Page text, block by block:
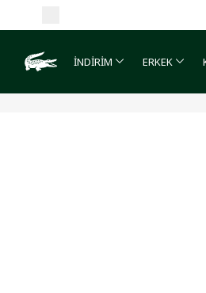
İNDİRİM ERKEK